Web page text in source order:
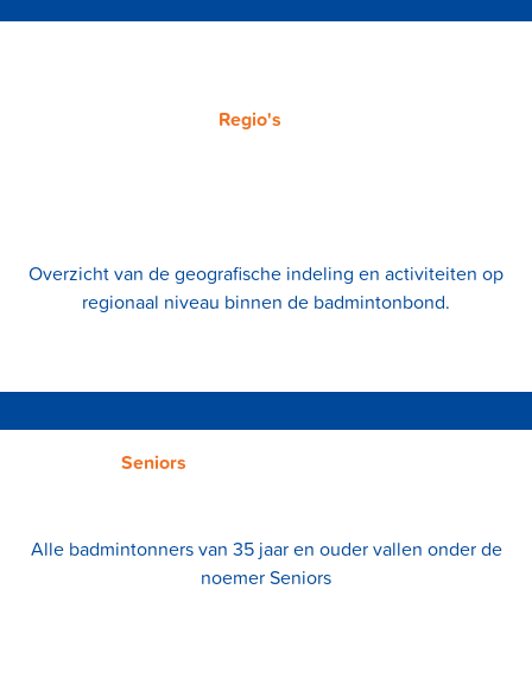
Regio's
Overzicht van de geografische indeling en activiteiten op
regionaal niveau binnen de badmintonbond.
Seniors
Alle badmintonners van 35 jaar en ouder vallen onder de
noemer Seniors